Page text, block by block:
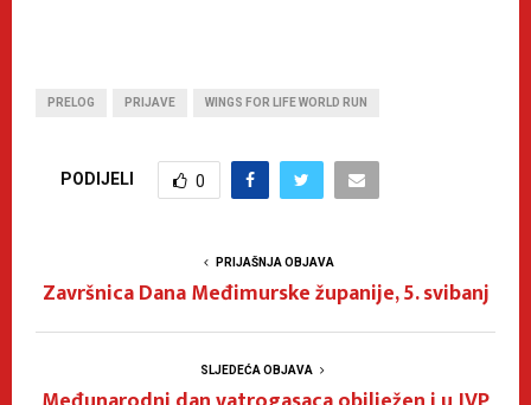
PRELOG PRIJAVE WINGS FOR LIFE WORLD RUN
PODIJELI 0
PRIJAŠNJA OBJAVA
Završnica Dana Međimurske županije, 5. svibanj
SLJEDEĆA OBJAVA